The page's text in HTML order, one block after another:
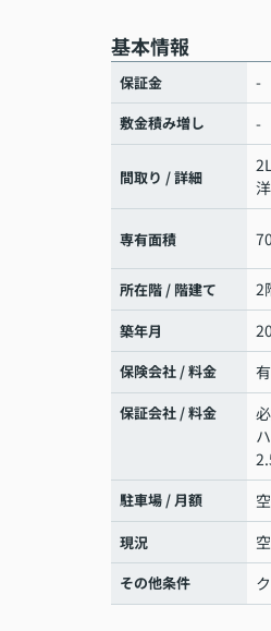
基本情報
保証金 -
敷金積み増し -
間取り / 詳細
専有面積
所在階 / 階建て 2
築年月
保険会社 / 料金
保証会社 / 料金
駐車場 / 月額
現況
その他条件